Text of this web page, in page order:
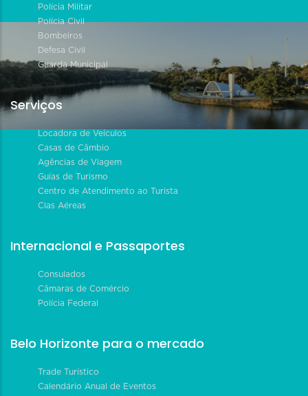
Polícia Militar
Polícia Civil
Bombeiros
Defesa Civil
Guarda Municipal
Serviços
Locadora de Veículos
Casas de Câmbio
Agências de Viagem
Guias de Turismo
Centro de Atendimento ao Turista
Cias Aéreas
Internacional e Passaportes
Consulados
Câmaras de Comércio
Polícia Federal
Belo Horizonte para o mercado
Trade Turístico
Calendário Anual de Eventos